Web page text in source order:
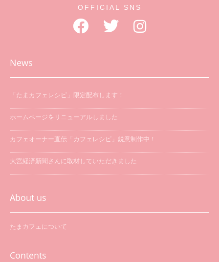
OFFICIAL SNS
News
「たまカフェレシピ」限定配布します！
ホームページをリニューアルしました
カフェオーナー直伝「カフェレシピ」鋭意制作中！
大宮経済新聞さんに取材していただきました
About us
たまカフェについて
Contents